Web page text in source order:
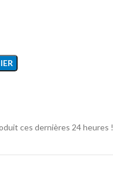
ces dernières 24 heures !